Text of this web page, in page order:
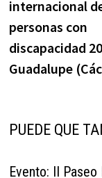
entradas
internacional
personas con
discapacidad
Guadalupe
PUEDE QUE
Evento: II